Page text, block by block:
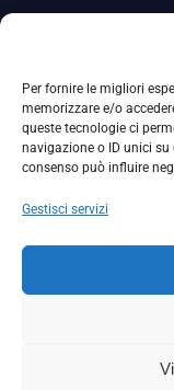
Per fornire le migliori
memorizzare e/o
queste tecnologie ci
navigazione o ID unici su
consenso può influire
Gestisci servizi
La Società ha nominato il Responsabile
adottate
La Società ha